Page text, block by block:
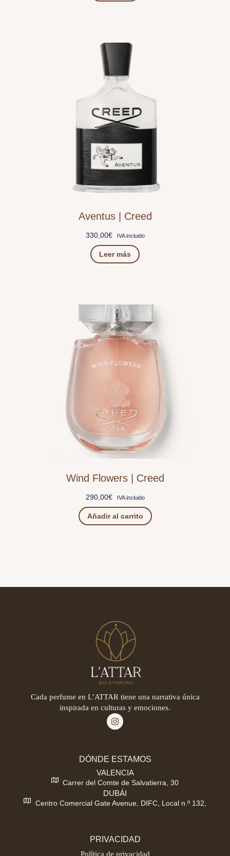
Aventus | Creed
330,00€ IVA incluido
Leer más
Wind Flowers | Creed
290,00€ IVA incluido
Añadir al carrito
Cada perfume en L’ATTAR tiene una narrativa única
inspirada en culturas y emociones.
DÓNDE ESTAMOS
VALENCIA
Carrer del Comte de Salvatierra, 30
DUBÁI
Centro Comercial Gate Avenue, DIFC, Local n.º 132,
PRIVACIDAD
Política de privacidad